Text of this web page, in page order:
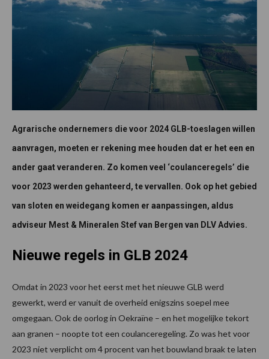
Agrarische ondernemers die voor 2024 GLB-toeslagen willen
aanvragen, moeten er rekening mee houden dat er het een en
ander gaat veranderen. Zo komen veel ‘coulanceregels’ die
voor 2023 werden gehanteerd, te vervallen. Ook op het gebied
van sloten en weidegang komen er aanpassingen, aldus
adviseur Mest & Mineralen Stef van Bergen van DLV Advies.
Nieuwe regels in GLB 2024
Omdat in 2023 voor het eerst met het nieuwe GLB werd
gewerkt, werd er vanuit de overheid enigszins soepel mee
omgegaan. Ook de oorlog in Oekraïne – en het mogelijke tekort
aan granen – noopte tot een coulanceregeling. Zo was het voor
2023 niet verplicht om 4 procent van het bouwland braak te laten